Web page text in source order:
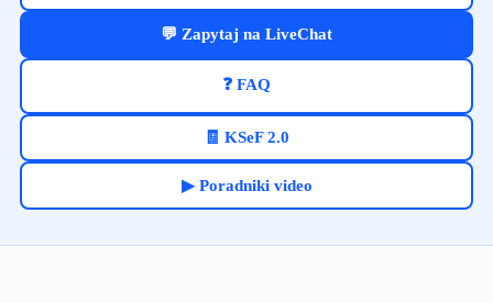
💬 Zapytaj na LiveChat
❓ FAQ
🧾 KSeF 2.0
▶ Poradniki video